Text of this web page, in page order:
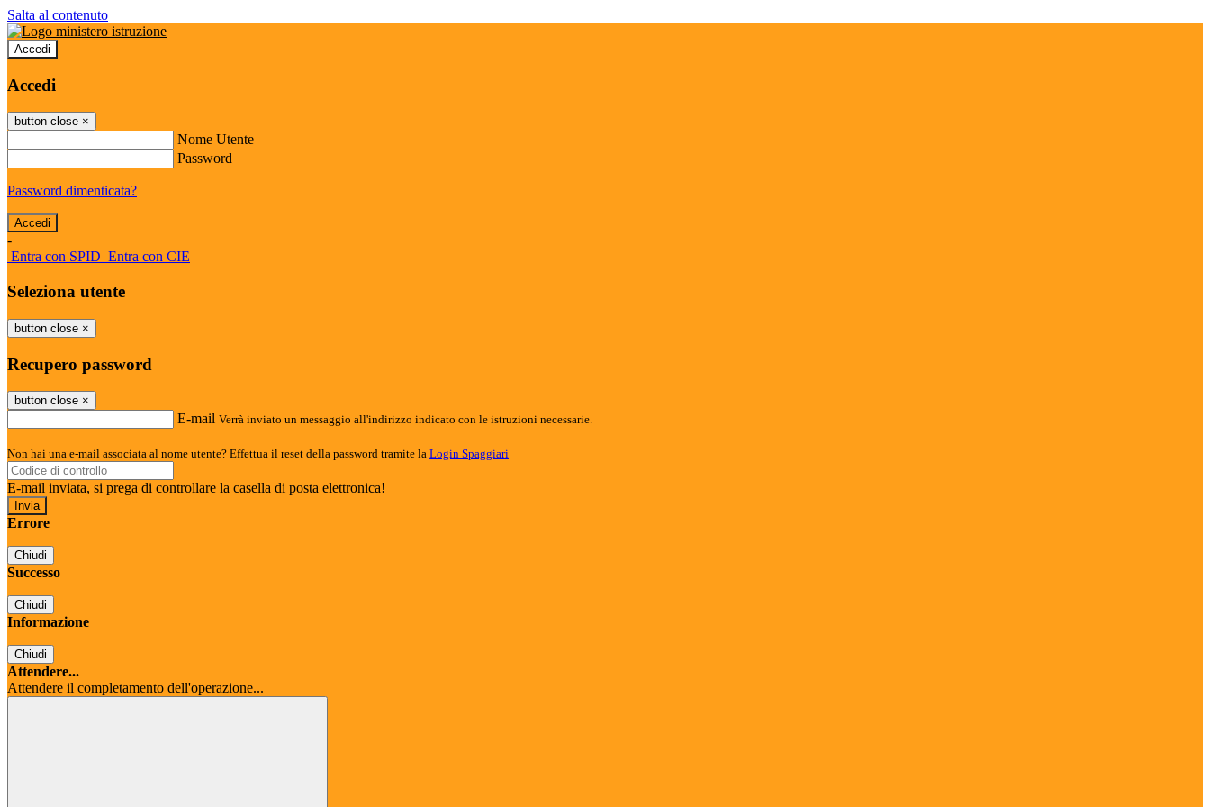
Salta al contenuto
Accedi
Accedi
button close ×
Nome Utente
Password
Password dimenticata?
-
Entra con SPID Entra con CIE
Seleziona utente
button close ×
Recupero password
button close ×
E-mail Verrà inviato un messaggio all'indirizzo indicato con le istruzioni necessarie.
Non hai una e-mail associata al nome utente? Effettua il reset della password tramite la Login Spaggiari
E-mail inviata, si prega di controllare la casella di posta elettronica!
Errore
Chiudi
Successo
Chiudi
Informazione
Chiudi
Attendere...
Attendere il completamento dell'operazione...